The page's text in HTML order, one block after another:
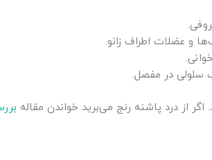
و عضلات اطراف زانو.
در مفصل.
از درد پاشنه رنج می‌برید خواندن مقاله